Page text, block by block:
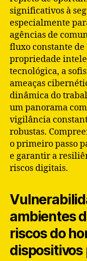
significativos à
especialmente
agências de
fluxo constante de
propriedade
tecnológica, a
ameaças
dinâmica do
um panorama
vigilância
robustas.
o primeiro passo
e garantir a
riscos digitais.
ambientes
riscos do
dispositivos